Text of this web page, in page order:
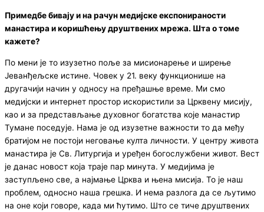
Примедбе бивају и на рачун медијске експонираности
манастира и коришћењу друштвених мрежа. Шта о томе
кажете?
По мени је то изузетно поље за мисионарење и ширење
Јеванђељске истине. Човек у 21. веку функционише на
другачији начин у односу на пређашње време. Ми смо
медијски и интернет простор искористили за Црквену мисију,
као и за представљање духовног богатства које манастир
Тумане поседује. Нама је од изузетне важности то да међу
братијом не постоји неговање култа личности. У центру живота
манастира је Св. Литургија и уређен богослужбени живот. Вест
је данас новост која траје пар минута. У медијима је
заступљено све, а најмање Црква и њена мисија. То је наш
проблем, односно наша грешка. И нема разлога да се љутимо
на оне који говоре, када ми ћутимо. Што се тиче друштвених